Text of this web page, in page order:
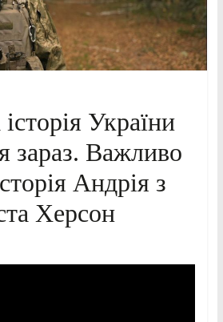
України
зараз. Важливо
Андрія з
Херсон